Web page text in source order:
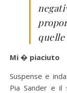
Mi � piaciuto
Suspense e
Pia Sander e il